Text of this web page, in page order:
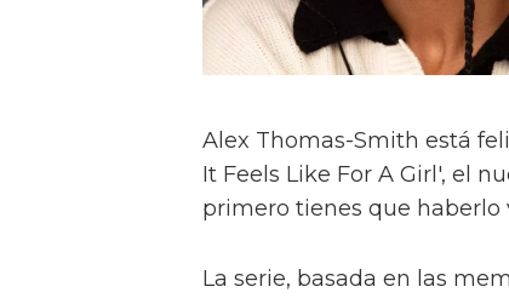
Alex Thomas-Smith está
It Feels Like For A Girl', el
primero tienes que haberlo
La serie, basada en las